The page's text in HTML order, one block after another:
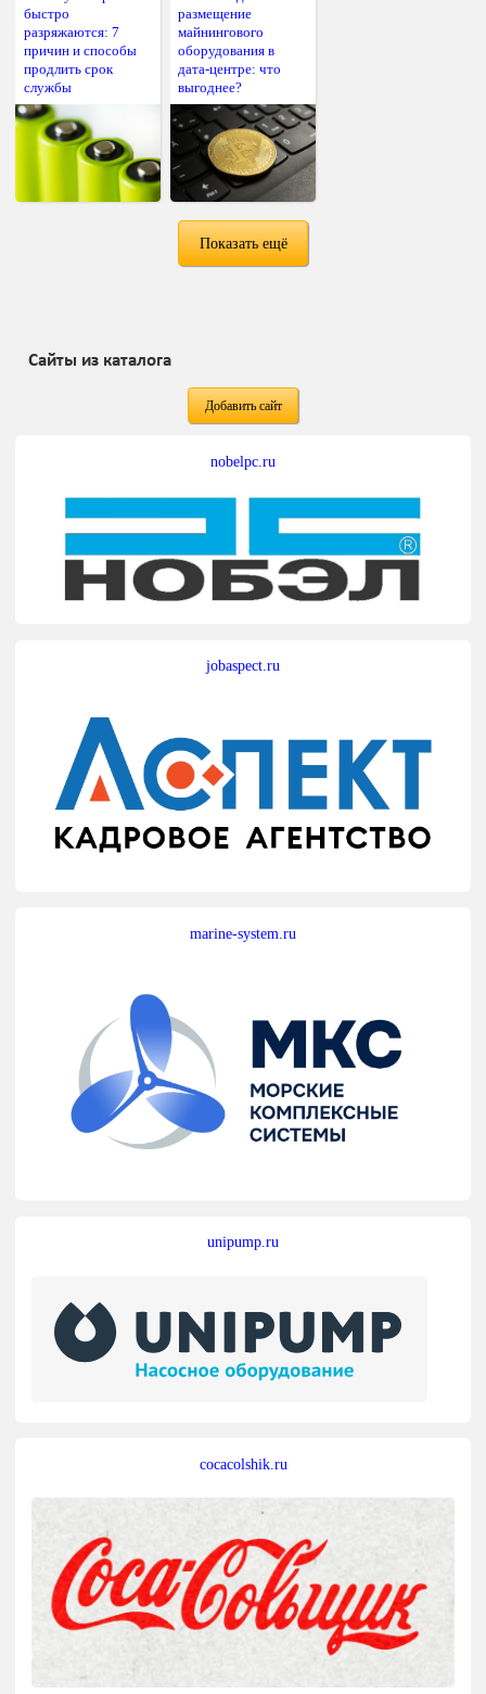
быстро
разряжаются: 7
причин и способы
продлить срок
службы
размещение
майнингового
оборудования в
дата-центре: что
выгоднее?
Показать ещё
Сайты из каталога
Добавить сайт
nobelpc.ru
jobaspect.ru
marine-system.ru
unipump.ru
cocacolshik.ru